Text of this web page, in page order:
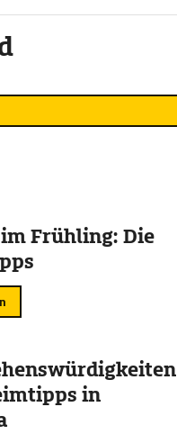
Frühling: Die
in